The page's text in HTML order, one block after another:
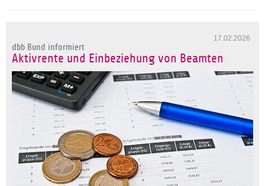
17.02.2026
dbb Bund informiert
Aktivrente und Einbeziehung von Beamten